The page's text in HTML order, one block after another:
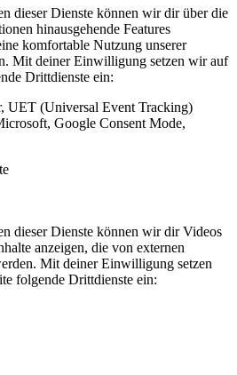
dieser Dienste können wir dir über die
hinausgehende Features
komfortable Nutzung unserer
Mit deiner Einwilligung setzen wir auf
Drittdienste ein:
UET (Universal Event Tracking)
Google Consent Mode,
dieser Dienste können wir dir Videos
anzeigen, die von externen
Mit deiner Einwilligung setzen
folgende Drittdienste ein: